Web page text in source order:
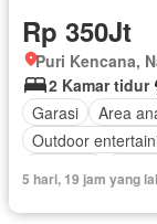
Rp 350Jt
Puri Kencana,
2 Kamar tidur
Garasi
Area
Outdoor
5 hari, 19 jam yang